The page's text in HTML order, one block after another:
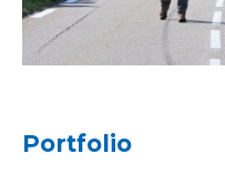
Portfolio